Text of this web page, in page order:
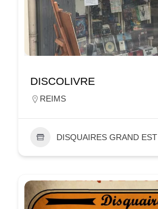
DISCOLIVRE
REIMS
DISQUAIRES GRAND EST